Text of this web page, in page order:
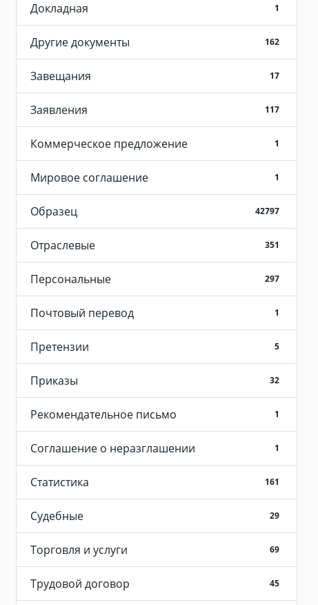
Докладная 1
Другие документы 162
Завещания 17
Заявления 117
Коммерческое предложение 1
Мировое соглашение 1
Образец 42797
Отраслевые 351
Персональные 297
Почтовый перевод 1
Претензии 5
Приказы 32
Рекомендательное письмо 1
Соглашение о неразглашении 1
Статистика 161
Судебные 29
Торговля и услуги 69
Трудовой договор 45